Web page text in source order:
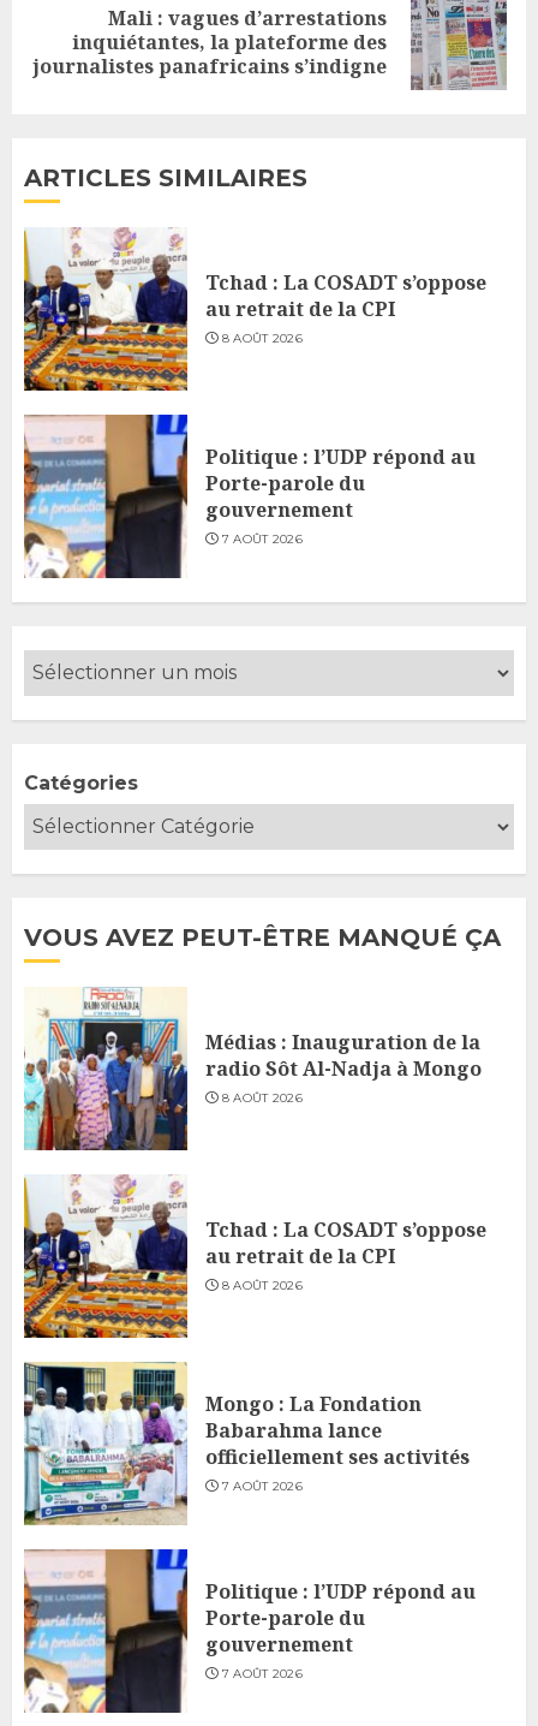
Next
post:
Mali : vagues d’arrestations
inquiétantes, la plateforme des
journalistes panafricains s’indigne
ARTICLES SIMILAIRES
Tchad : La COSADT s’oppose
au retrait de la CPI
8 AOÛT 2026
Politique : l’UDP répond au
Porte-parole du
gouvernement
7 AOÛT 2026
Catégories
VOUS AVEZ PEUT-ÊTRE MANQUÉ ÇA
Médias : Inauguration de la
radio Sôt Al-Nadja à Mongo
8 AOÛT 2026
Tchad : La COSADT s’oppose
au retrait de la CPI
8 AOÛT 2026
Mongo : La Fondation
Babarahma lance
officiellement ses activités
7 AOÛT 2026
Politique : l’UDP répond au
Porte-parole du
gouvernement
7 AOÛT 2026